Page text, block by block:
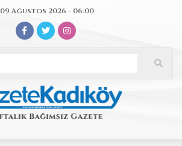
09 Ağustos 2026 - 06:00